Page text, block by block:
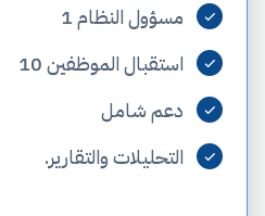
مسؤول النظام 1
استقبال الموظفين 10
دعم شامل
التحليلات والتقارير.